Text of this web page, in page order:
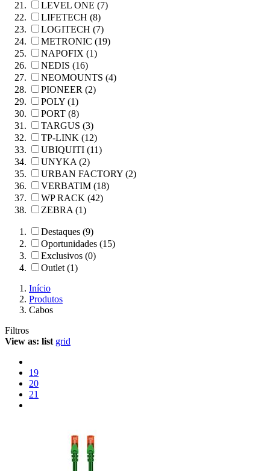
LEVEL ONE (7)
LIFETECH (8)
LOGITECH (7)
METRONIC (19)
NAPOFIX (1)
NEDIS (16)
NEOMOUNTS (4)
PIONEER (2)
POLY (1)
PORT (8)
TARGUS (3)
TP-LINK (12)
UBIQUITI (11)
UNYKA (2)
URBAN FACTORY (2)
VERBATIM (18)
WP RACK (42)
ZEBRA (1)
Destaques (9)
Oportunidades (15)
Exclusivos (0)
Outlet (1)
Início
Produtos
Cabos
Filtros
View as: list grid
19
20
21